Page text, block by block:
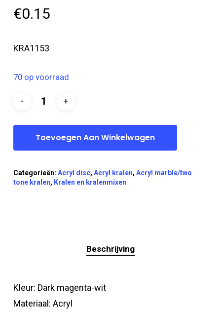
€0.15
KRA1153
70 op voorraad
Toevoegen Aan Winkelwagen
Categorieën: Acryl disc, Acryl kralen, Acryl marble/two
tone kralen, Kralen en kralenmixen
Beschrijving
Kleur: Dark magenta-wit
Materiaal: Acryl